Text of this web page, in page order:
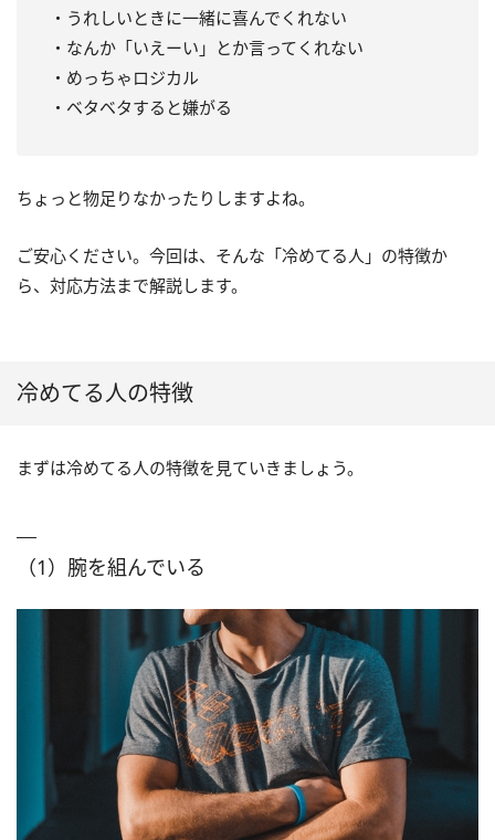
・うれしいときに一緒に喜んでくれない
・なんか「いえーい」とか言ってくれない
・めっちゃロジカル
・ベタベタすると嫌がる
ちょっと物足りなかったりしますよね。
ご安心ください。今回は、そんな「冷めてる人」の特徴か
ら、対応方法まで解説します。
冷めてる人の特徴
まずは冷めてる人の特徴を見ていきましょう。
（1）腕を組んでいる